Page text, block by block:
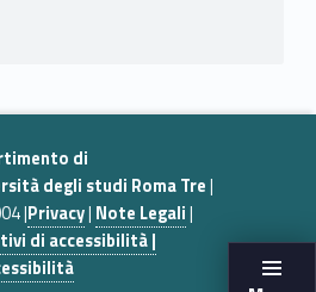
di
degli studi Roma Tre|
|Privacy| Note Legali|
di accessibilità |